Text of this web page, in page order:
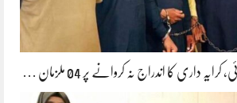
داری کا اندراج نہ کروانے پر 04 ملزمان …